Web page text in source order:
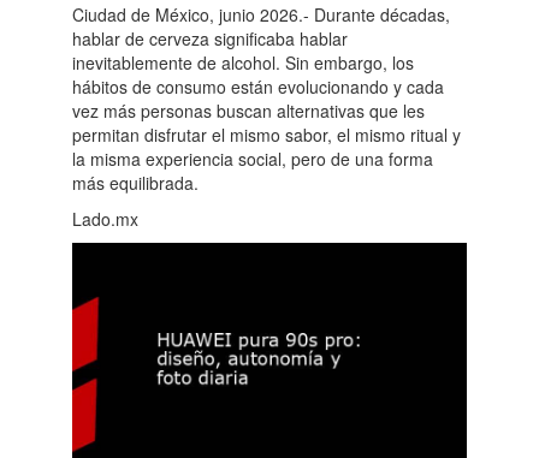
Ciudad de México, junio 2026.- Durante décadas,
hablar de cerveza significaba hablar
inevitablemente de alcohol. Sin embargo, los
hábitos de consumo están evolucionando y cada
vez más personas buscan alternativas que les
permitan disfrutar el mismo sabor, el mismo ritual y
la misma experiencia social, pero de una forma
más equilibrada.
Lado.mx